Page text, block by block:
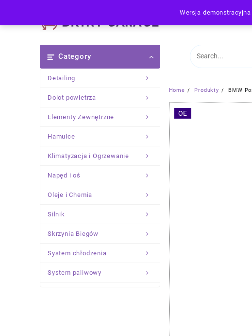
Wersja
content
Category
Detailing
Dolot powietrza
Elementy Zewnętrzne
Hamulce
Klimatyzacja i Ogrzewanie
Napęd i oś
Oleje i Chemia
Silnik
Skrzynia Biegów
System chłodzenia
System paliwowy
Home Produkty BMW
OE